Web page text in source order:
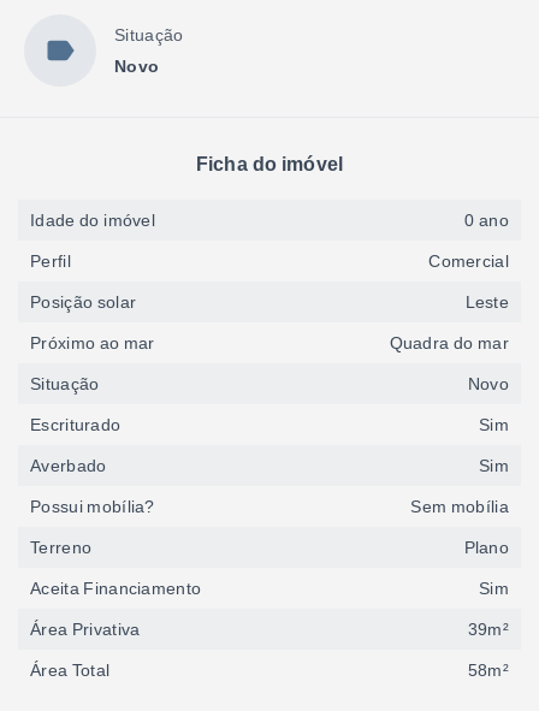
Situação
Novo
Ficha do imóvel
Idade do imóvel 0 ano
Perfil Comercial
Posição solar Leste
Próximo ao mar Quadra do mar
Situação Novo
Escriturado Sim
Averbado Sim
Possui mobília? Sem mobília
Terreno Plano
Aceita Financiamento Sim
Área Privativa 39m²
Área Total 58m²